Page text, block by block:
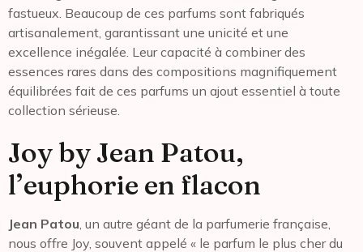
fastueux. Beaucoup de ces parfums sont fabriqués
artisanalement, garantissant une unicité et une
excellence inégalée. Leur capacité à combiner des
essences rares dans des compositions magnifiquement
équilibrées fait de ces parfums un ajout essentiel à toute
collection sérieuse.
Joy by Jean Patou,
l’euphorie en flacon
Jean Patou , un autre géant de la parfumerie française,
nous offre Joy, souvent appelé « le parfum le plus cher du